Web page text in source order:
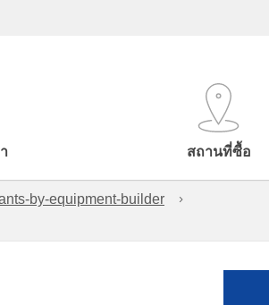
สถานที่ซื้อ
by-equipment-builder